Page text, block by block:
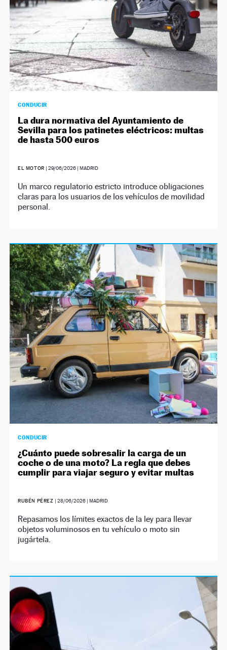
CONDUCIR
La dura normativa del Ayuntamiento de
Sevilla para los patinetes eléctricos: multas
de hasta 500 euros
EL MOTOR |29/06/2026 | MADRID
Un marco regulatorio estricto introduce obligaciones
claras para los usuarios de los vehículos de movilidad
personal.
CONDUCIR
¿Cuánto puede sobresalir la carga de un
coche o de una moto? La regla que debes
cumplir para viajar seguro y evitar multas
RUBÉN PÉREZ |28/06/2026 | MADRID
Repasamos los límites exactos de la ley para llevar
objetos voluminosos en tu vehículo o moto sin
jugártela.